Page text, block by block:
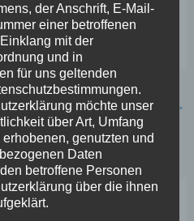
unsere Stadt sicherer
Nächster Beitrag →
der Anschrift, E-Mail-
einer betroffenen
mit der
und in
für uns geltenden
möchte unser
über Art, Umfang
genutzten und
Daten
betroffene Personen
über die ihnen